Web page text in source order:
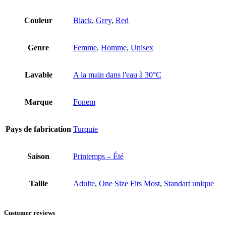
Couleur Black, Grey, Red
Genre Femme, Homme, Unisex
Lavable A la main dans l'eau à 30°C
Marque Fonem
Pays de fabrication Turquie
Saison Printemps – Été
Taille Adulte, One Size Fits Most, Standart unique
Customer reviews